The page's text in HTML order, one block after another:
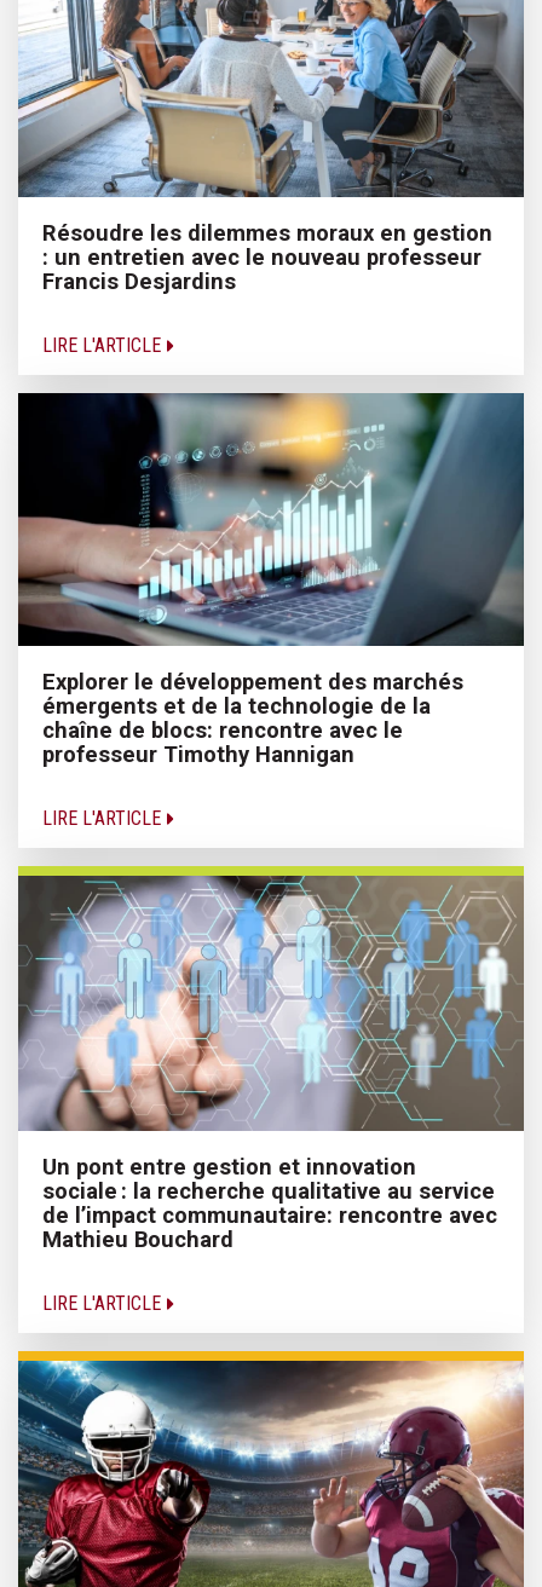
Résoudre les dilemmes moraux en gestion
: un entretien avec le nouveau professeur
Francis Desjardins
LIRE L'ARTICLE
Explorer le développement des marchés
émergents et de la technologie de la
chaîne de blocs: rencontre avec le
professeur Timothy Hannigan
LIRE L'ARTICLE
Un pont entre gestion et innovation
sociale : la recherche qualitative au service
de l’impact communautaire: rencontre avec
Mathieu Bouchard
LIRE L'ARTICLE